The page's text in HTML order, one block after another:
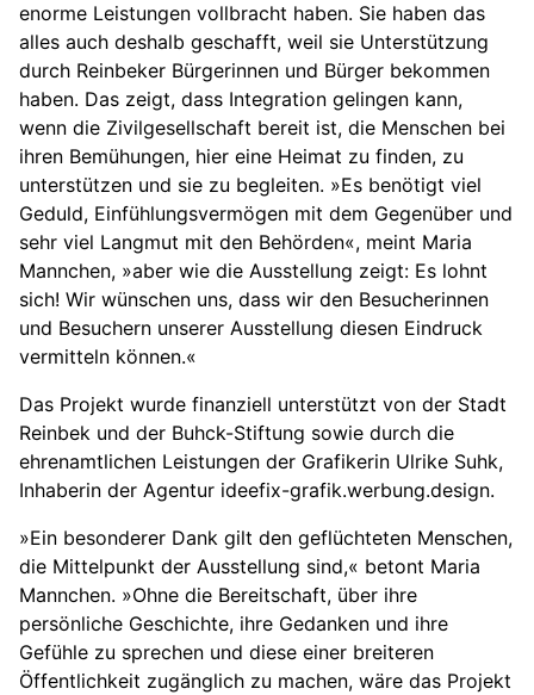
enorme Leistungen vollbracht haben. Sie haben das
alles auch deshalb geschafft, weil sie Unterstützung
durch Reinbeker Bürgerinnen und Bürger bekommen
haben. Das zeigt, dass Integration gelingen kann,
wenn die Zivilgesellschaft bereit ist, die Menschen bei
ihren Bemühungen, hier eine Heimat zu finden, zu
unterstützen und sie zu begleiten. »Es benötigt viel
Geduld, Einfühlungsvermögen mit dem Gegenüber und
sehr viel Langmut mit den Behörden«, meint Maria
Mannchen, »aber wie die Ausstellung zeigt: Es lohnt
sich! Wir wünschen uns, dass wir den Besucherinnen
und Besuchern unserer Ausstellung diesen Eindruck
vermitteln können.«
Das Projekt wurde finanziell unterstützt von der Stadt
Reinbek und der Buhck-Stiftung sowie durch die
ehrenamtlichen Leistungen der Grafikerin Ulrike Suhk,
Inhaberin der Agentur ideefix-grafik.werbung.design.
»Ein besonderer Dank gilt den geflüchteten Menschen,
die Mittelpunkt der Ausstellung sind,« betont Maria
Mannchen. »Ohne die Bereitschaft, über ihre
persönliche Geschichte, ihre Gedanken und ihre
Gefühle zu sprechen und diese einer breiteren
Öffentlichkeit zugänglich zu machen, wäre das Projekt